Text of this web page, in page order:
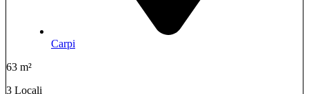
Carpi
63 m²
3 Locali